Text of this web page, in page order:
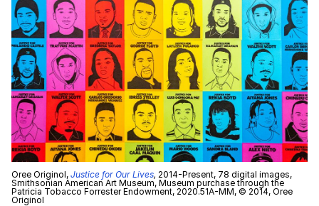
Oree Originol, Justice for Our Lives, 2014-Present, 78 digital images,
Smithsonian American Art Museum, Museum purchase through the
Patricia Tobacco Forrester Endowment, 2020.51A-MM, © 2014, Oree
Originol